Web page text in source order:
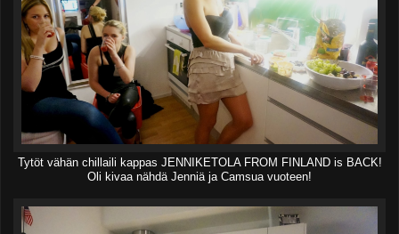
Tytöt vähän chillaili kappas JENNIKETOLA FROM FINLAND is BACK!
Oli kivaa nähdä Jenniä ja Camsua vuoteen!